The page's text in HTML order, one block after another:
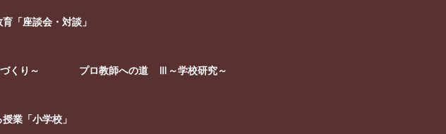
育「座談会・対談」
くり～ プロ教師への道 Ⅲ～学校研究～
業「小学校」